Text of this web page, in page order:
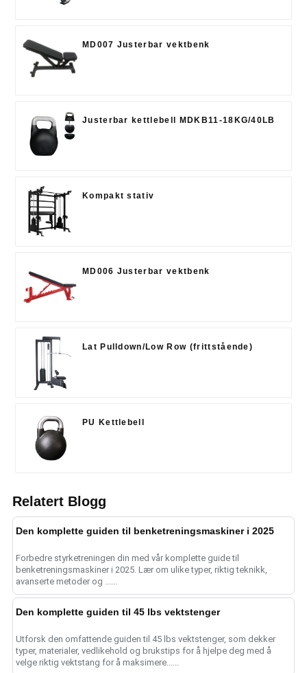
MD007 Justerbar vektbenk
Justerbar kettlebell MDKB11-18KG/40LB
Kompakt stativ
MD006 Justerbar vektbenk
Lat Pulldown/Low Row (frittstående)
PU Kettlebell
Relatert Blogg
Den komplette guiden til benketreningsmaskiner i 2025
Forbedre styrketreningen din med vår komplette guide til
benketreningsmaskiner i 2025. Lær om ulike typer, riktig teknikk,
avanserte metoder og ......
Den komplette guiden til 45 lbs vektstenger
Utforsk den omfattende guiden til 45 lbs vektstenger, som dekker
typer, materialer, vedlikehold og brukstips for å hjelpe deg med å
velge riktig vektstang for å maksimere......